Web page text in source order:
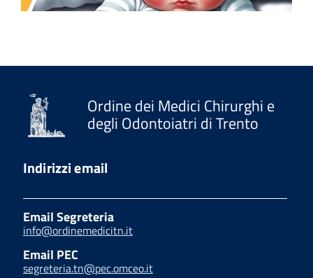
Ordine dei Medici Chirurghi e
degli Odontoiatri di Trento
Indirizzi email
Email Segreteria
info@ordinemedicitn.it
Email PEC
segreteria.tn@pec.omceo.it